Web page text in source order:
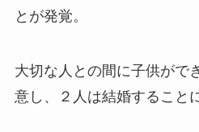
とが発覚。
大切な人との間に子供がで
意し、２人は結婚すること